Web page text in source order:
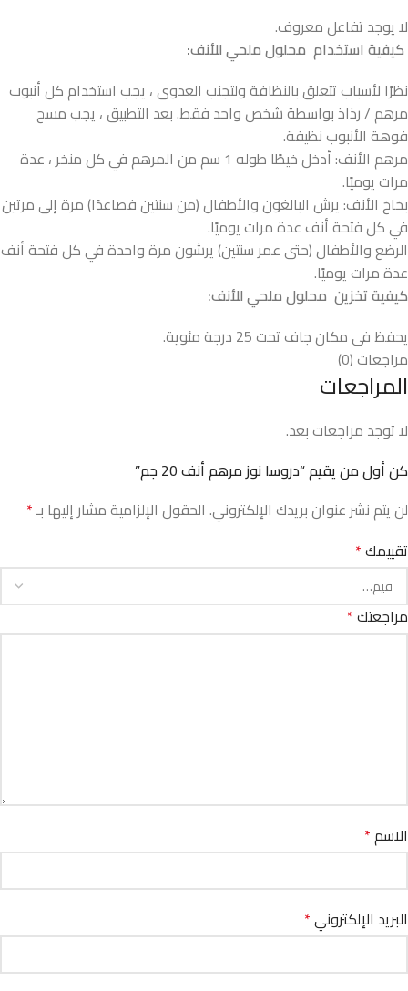
لا يوجد تفاعل معروف.
كيفية استخدام محلول ملحي للأنف:
نظرًا لأسباب تتعلق بالنظافة ولتجنب العدوى ، يجب استخدام كل أنبوب
مرهم / رذاذ بواسطة شخص واحد فقط. بعد التطبيق ، يجب مسح
فوهة الأنبوب نظيفة.
مرهم الأنف: أدخل خيطًا طوله 1 سم من المرهم في كل منخر ، عدة
مرات يوميًا.
بخاخ الأنف: يرش البالغون والأطفال (من سنتين فصاعدًا) مرة إلى مرتين
في كل فتحة أنف عدة مرات يوميًا.
الرضع والأطفال (حتى عمر سنتين) يرشون مرة واحدة في كل فتحة أنف
عدة مرات يوميًا.
كيفية تخزين محلول ملحي للأنف:
يحفظ فى مكان جاف تحت 25 درجة مئوية.
مراجعات (0)
المراجعات
لا توجد مراجعات بعد.
كن أول من يقيم “دروسا نوز مرهم أنف 20 جم”
لن يتم نشر عنوان بريدك الإلكتروني. الحقول الإلزامية مشار إليها بـ*
تقييمك*
مراجعتك*
الاسم*
البريد الإلكتروني*